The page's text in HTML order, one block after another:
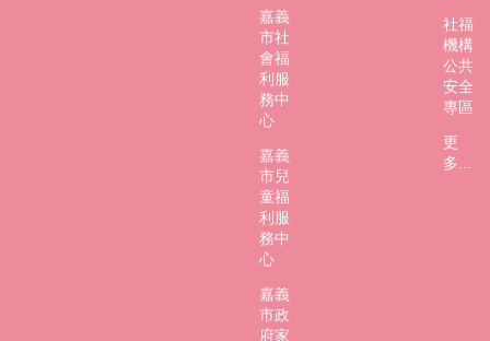
嘉義
市社
會福
利服
務中
心
嘉義
市兒
童福
利服
務中
心
嘉義
市政
府家
社福
機構
公共
安全
專區
更
多...